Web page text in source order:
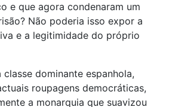
e que agora condenaram um
Não poderia isso expor a
e a legitimidade do próprio
dominante espanhola,
roupagens democráticas,
a monarquia que suavizou